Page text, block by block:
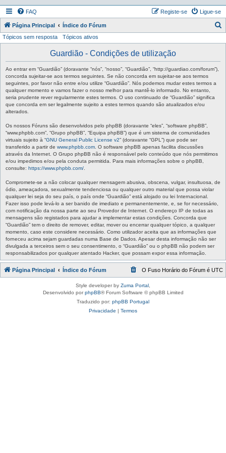
FAQ Ligue-se
Registe-se
Página Principal Índice do Fórum
Tópicos sem resposta Tópicos ativos
Guardião - Condições de utilização
Ao entrar em “Guardião” (doravante “nós”, “nosso”, “Guardião”, “http://guardiao.com/forum”),
concorda sujeitar-se aos termos seguintes. Se não concorda em sujeitar-se aos termos
seguintes, por favor não entre e/ou utilize “Guardião”. Nós podemos mudar estes termos a
qualquer momento e vamos fazer o nosso melhor para mantê-lo informado. No entanto,
seria prudente rever regularmente estes termos. O uso continuado de “Guardião” significa
que concorda em ser legalmente sujeito a estes termos quando são atualizados e/ou
alterados.
Os nossos Fóruns são desenvolvidos pelo phpBB (doravante “eles”, “software phpBB”,
“www.phpbb.com”, “Grupo phpBB”, “Equipa phpBB”) que é um sistema de comunidades
virtuais sujeito à “GNU General Public License v2” (doravante “GPL”) que pode ser
transferido a partir de www.phpbb.com . O software phpBB apenas facilita discussões
através da Internet. O Grupo phpBB não é responsável pelo conteúdo que nós permitimos
e/ou impedimos e/ou pela conduta permitida. Para mais informações sobre o phpBB,
consulte: https://www.phpbb.com/
Compromete-se a não colocar qualquer mensagem abusiva, obscena, vulgar, insultuosa, de
ódio, ameaçadora, sexualmente tendenciosa ou qualquer outro material que possa violar
qualquer lei seja do seu país, o país onde “Guardião” está alojado ou lei Internacional.
Fazer isso pode levá-lo a ser banido de imediato e permanentemente, e, se for necessário,
com notificação da nossa parte ao seu Provedor de Internet. O endereço IP de todas as
mensagens são registados para ajudar a implementar estas condições. Concorda que
“Guardião” tem o direito de remover, editar, mover ou encerrar qualquer tópico, a qualquer
momento, caso este considere necessário. Como utilizador aceita que as informações que
forneceu acima sejam guardadas numa Base de Dados. Apesar desta informação não ser
divulgada a terceiros sem o seu consentimento, o “Guardião” ou o phpBB não podem ser
responsabilizados por qualquer atentado Hacker, que possam expor essa informação.
Página Principal Índice do Fórum O Fuso Horário do Fórum é UTC
Style developer by Zuma Portal
Desenvolvido porphpBB® Forum Software © phpBB Limited
Traduzido por: phpBB Portugal
Privacidade | Termos